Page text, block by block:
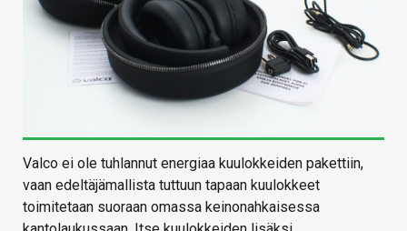
Valco ei ole tuhlannut energiaa kuulokkeiden pakettiin,
vaan edeltäjämallista tuttuun tapaan kuulokkeet
toimitetaan suoraan omassa keinonahkaisessa